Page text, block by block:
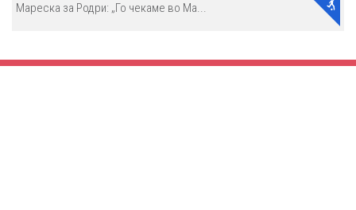
Мареска за Родри: „Го чекаме во Ма...